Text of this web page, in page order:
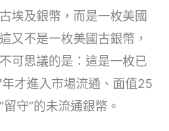
埃及銀幣，而是一枚美國
又不是一枚美國古銀幣，
可思議的是：這是一枚已
才進入市場流通、面值25
守”的未流通銀幣。